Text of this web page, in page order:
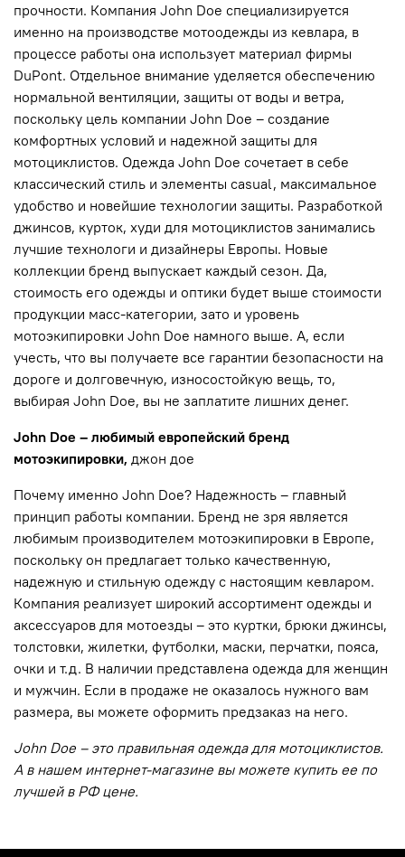
прочности. Компания John Doe специализируется
именно на производстве мотоодежды из кевлара, в
процессе работы она использует материал фирмы
DuPont. Отдельное внимание уделяется обеспечению
нормальной вентиляции, защиты от воды и ветра,
поскольку цель компании John Doe – создание
комфортных условий и надежной защиты для
мотоциклистов. Одежда John Doe сочетает в себе
классический стиль и элементы casual, максимальное
удобство и новейшие технологии защиты. Разработкой
джинсов, курток, худи для мотоциклистов занимались
лучшие технологи и дизайнеры Европы. Новые
коллекции бренд выпускает каждый сезон. Да,
стоимость его одежды и оптики будет выше стоимости
продукции масс-категории, зато и уровень
мотоэкипировки John Doe намного выше. А, если
учесть, что вы получаете все гарантии безопасности на
дороге и долговечную, износостойкую вещь, то,
выбирая John Doe, вы не заплатите лишних денег.
John Doe – любимый европейский бренд
мотоэкипировки, джон дое
Почему именно John Doe? Надежность – главный
принцип работы компании. Бренд не зря является
любимым производителем мотоэкипировки в Европе,
поскольку он предлагает только качественную,
надежную и стильную одежду с настоящим кевларом.
Компания реализует широкий ассортимент одежды и
аксессуаров для мотоезды – это куртки, брюки джинсы,
толстовки, жилетки, футболки, маски, перчатки, пояса,
очки и т.д. В наличии представлена одежда для женщин
и мужчин. Если в продаже не оказалось нужного вам
размера, вы можете оформить предзаказ на него.
John Doe – это правильная одежда для мотоциклистов.
А в нашем интернет-магазине вы можете купить ее по
лучшей в РФ цене.